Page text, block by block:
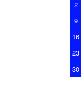
2
9
16
23
30